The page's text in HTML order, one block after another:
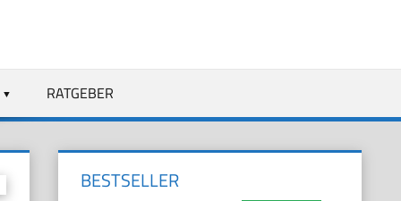
RATGEBER
BESTSELLER